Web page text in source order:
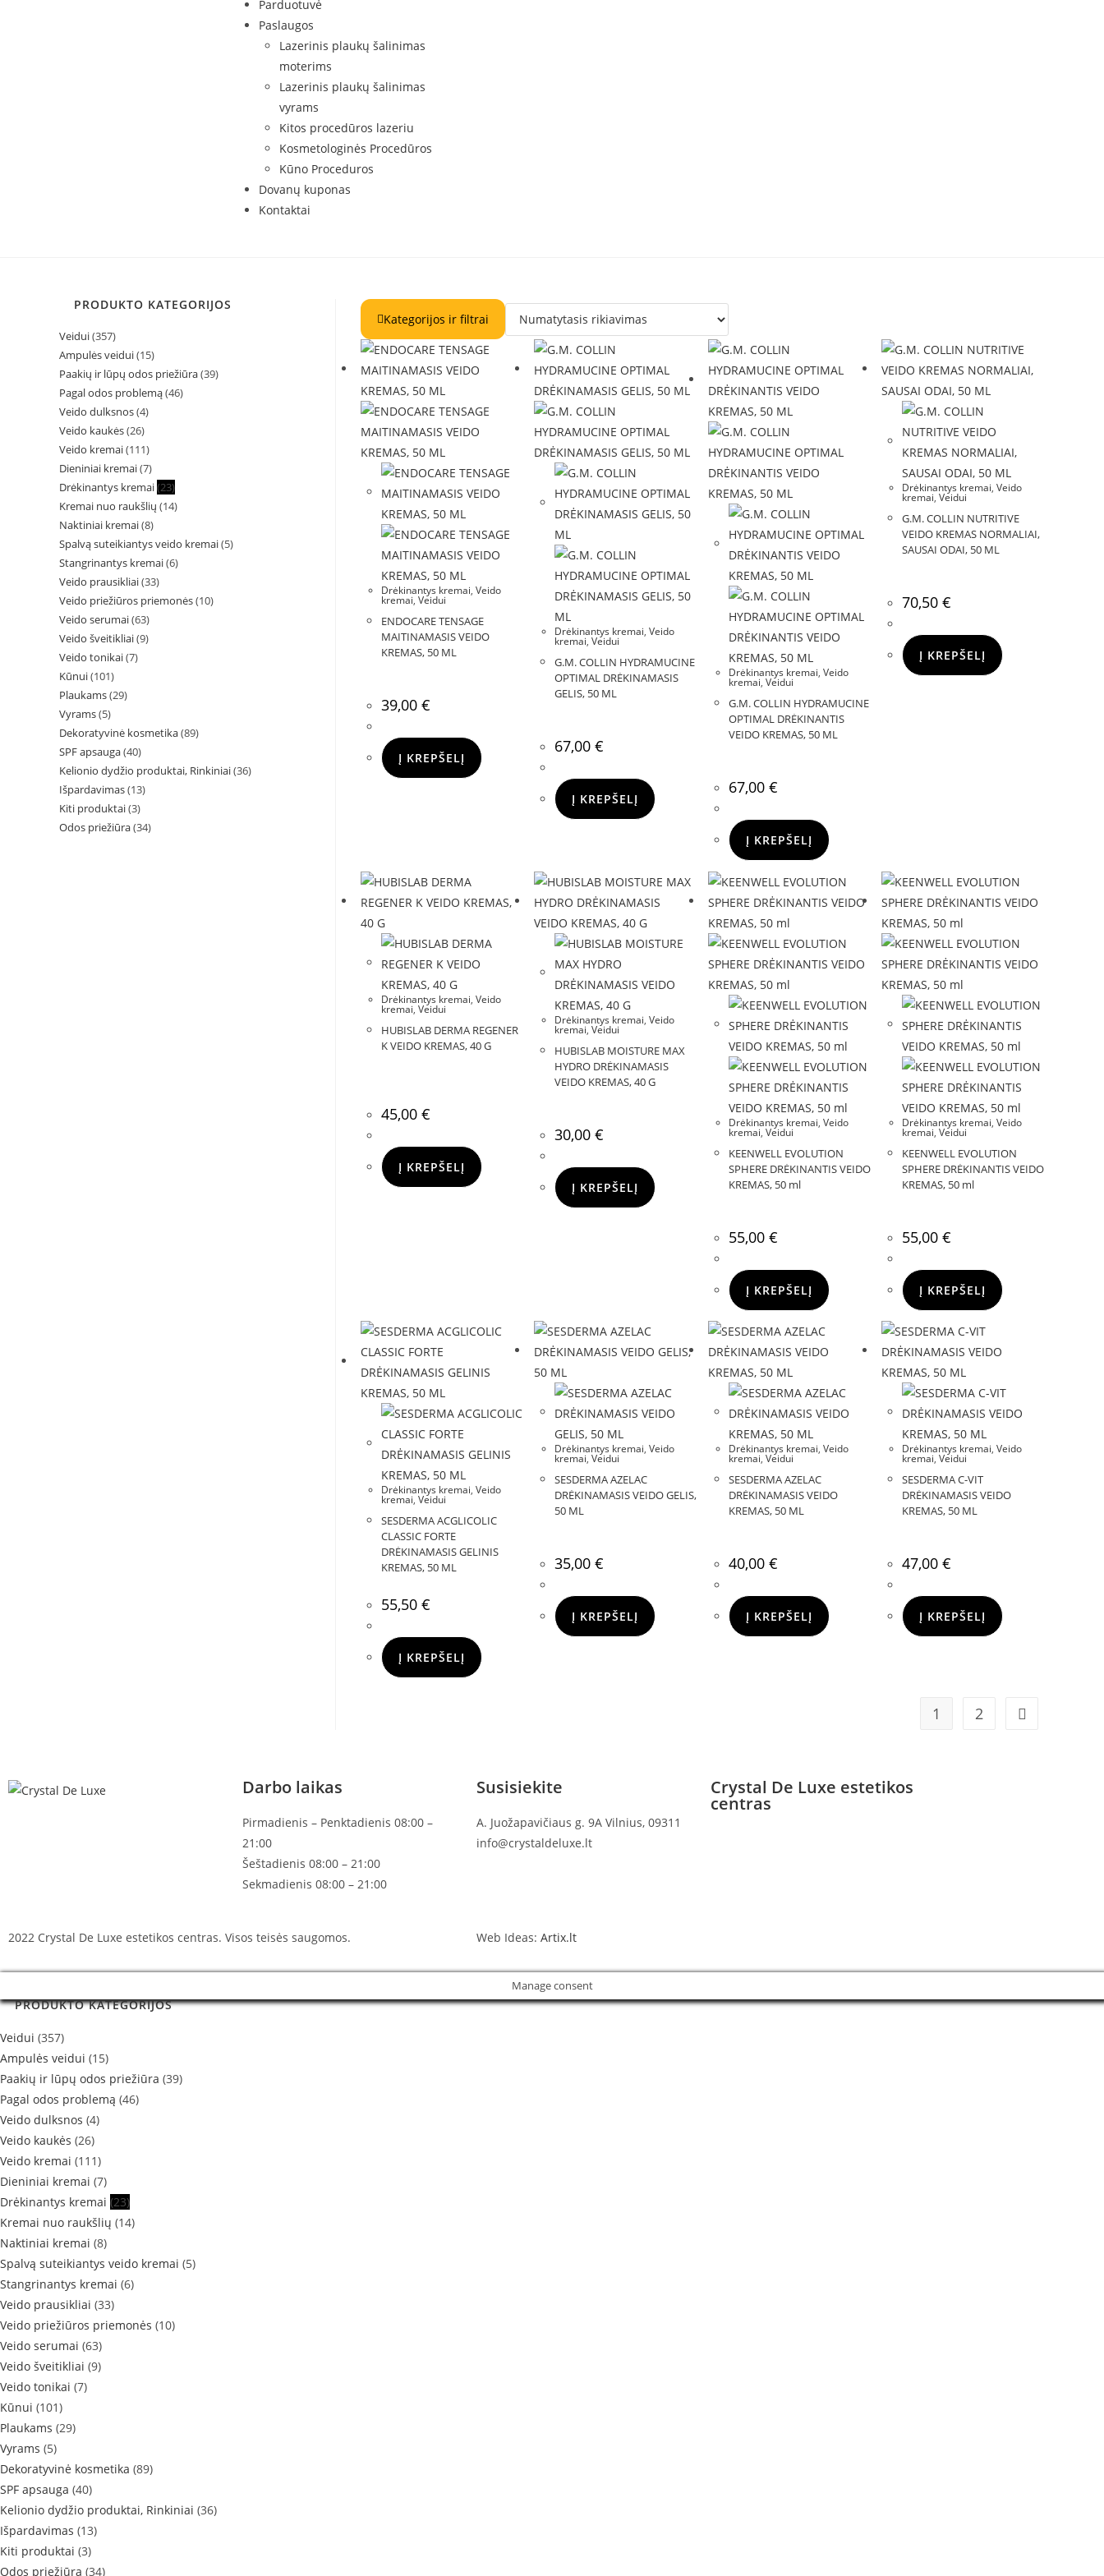
Parduotuvė
Paslaugos
Lazerinis plaukų šalinimas
moterims
Lazerinis plaukų šalinimas
vyrams
Kitos procedūros lazeriu
Kosmetologinės Procedūros
Kūno Proceduros
Dovanų kuponas
Kontaktai
Kategorijos ir filtrai
Drėkinantys kremai, Veido
kremai, Veidui
ENDOCARE TENSAGE
MAITINAMASIS VEIDO
KREMAS, 50 ML
39,00 €
Į KREPŠELĮ
Drėkinantys kremai,Veido
kremai,Veidui
G.M. COLLIN HYDRAMUCINE
OPTIMAL DRĖKINAMASIS
GELIS, 50 ML
67,00€
Į KREPŠELĮ
Drėkinantys kremai, Veido
kremai, Veidui
G.M. COLLIN HYDRAMUCINE
OPTIMAL DRĖKINANTIS
VEIDO KREMAS, 50 ML
67,00 €
Į KREPŠELĮ
Drėkinantys kremai,Veido
kremai,Veidui
G.M. COLLIN NUTRITIVE
VEIDO KREMAS NORMALIAI,
SAUSAI ODAI, 50 ML
70,50€
Į KREPŠELĮ
Drėkinantys kremai, Veido
kremai, Veidui
HUBISLAB DERMA REGENER
K VEIDO KREMAS, 40 G
45,00 €
Į KREPŠELĮ
Drėkinantys kremai,Veido
kremai,Veidui
HUBISLAB MOISTURE MAX
HYDRO DRĖKINAMASIS
VEIDO KREMAS, 40 G
30,00€
Į KREPŠELĮ
Drėkinantys kremai, Veido
kremai, Veidui
KEENWELL EVOLUTION
SPHERE DRĖKINANTIS VEIDO
KREMAS, 50 ml
55,00 €
Į KREPŠELĮ
Drėkinantys kremai,Veido
kremai,Veidui
KEENWELL EVOLUTION
SPHERE DRĖKINANTIS VEIDO
KREMAS, 50 ml
55,00€
Į KREPŠELĮ
Drėkinantys kremai, Veido
kremai, Veidui
SESDERMA ACGLICOLIC
CLASSIC FORTE
DRĖKINAMASIS GELINIS
KREMAS, 50 ML
55,50 €
Į KREPŠELĮ
Drėkinantys kremai,Veido
kremai,Veidui
SESDERMA AZELAC
DRĖKINAMASIS VEIDO GELIS,
50 ML
35,00€
Į KREPŠELĮ
Drėkinantys kremai, Veido
kremai, Veidui
SESDERMA AZELAC
DRĖKINAMASIS VEIDO
KREMAS, 50 ML
40,00 €
Į KREPŠELĮ
Drėkinantys kremai,Veido
kremai,Veidui
SESDERMA C-VIT
DRĖKINAMASIS VEIDO
KREMAS, 50 ML
47,00€
Į KREPŠELĮ
1 2
PRODUKTO KATEGORIJOS
Veidui(357)
Ampulės veidui(15)
Paakių ir lūpų odos priežiūra(39)
Pagal odos problemą(46)
Veido dulksnos(4)
Veido kaukės(26)
Veido kremai(111)
Dieniniai kremai(7)
Drėkinantys kremai(23)
Kremai nuo raukšlių (14)
Naktiniai kremai(8)
Spalvą suteikiantys veido kremai(5)
Stangrinantys kremai(6)
Veido prausikliai(33)
Veido priežiūros priemonės(10)
Veido serumai(63)
Veido šveitikliai(9)
Veido tonikai(7)
Kūnui(101)
Plaukams(29)
Vyrams(5)
Dekoratyvinė kosmetika(89)
SPF apsauga(40)
Kelionio dydžio produktai, Rinkiniai(36)
Išpardavimas(13)
Kiti produktai(3)
Odos priežiūra(34)
Darbo laikas
Pirmadienis – Penktadienis 08:00 –
21:00
Šeštadienis 08:00 – 21:00
Sekmadienis 08:00 – 21:00
Susisiekite
A. Juožapavičiaus g. 9A Vilnius, 09311
info@crystaldeluxe.lt
Crystal De Luxe estetikos
centras
2022 Crystal De Luxe estetikos centras. Visos teisės saugomos. Web Ideas: Artix.lt
Manage consent
PRODUKTO KATEGORIJOS
Veidui (357)
Ampulės veidui (15)
Paakių ir lūpų odos priežiūra (39)
Pagal odos problemą (46)
Veido dulksnos (4)
Veido kaukės (26)
Veido kremai (111)
Dieniniai kremai (7)
Drėkinantys kremai (23)
Kremai nuo raukšlių (14)
Naktiniai kremai (8)
Spalvą suteikiantys veido kremai (5)
Stangrinantys kremai (6)
Veido prausikliai (33)
Veido priežiūros priemonės (10)
Veido serumai (63)
Veido šveitikliai (9)
Veido tonikai (7)
Kūnui (101)
Plaukams (29)
Vyrams (5)
Dekoratyvinė kosmetika (89)
SPF apsauga (40)
Kelionio dydžio produktai, Rinkiniai (36)
Išpardavimas (13)
Kiti produktai (3)
Odos priežiūra (34)